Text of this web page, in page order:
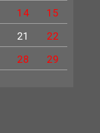
14
15
21
22
28
29